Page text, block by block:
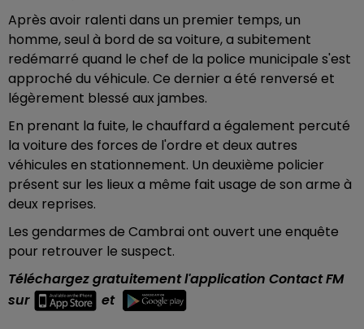
Après avoir ralenti dans un premier temps, un
homme, seul à bord de sa voiture, a subitement
redémarré quand le chef de la police municipale s'est
approché du véhicule. Ce dernier a été renversé et
légèrement blessé aux jambes.
En prenant la fuite, le chauffard a également percuté
la voiture des forces de l'ordre et deux autres
véhicules en stationnement. Un deuxième policier
présent sur les lieux a même fait usage de son arme à
deux reprises.
Les gendarmes de Cambrai ont ouvert une enquête
pour retrouver le suspect.
Téléchargez gratuitement l'application Contact FM
sur
et